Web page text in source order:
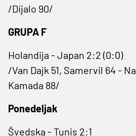
/Dijalo 90/
GRUPA F
Holandija - Japan 2:2 (0:0)
/Van Dajk 51, Samervil 64 -
Kamada 88/
Ponedeljak
Švedska - Tunis 2:1